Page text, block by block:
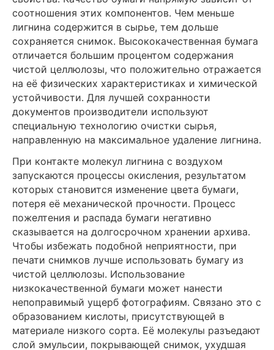
соотношения этих компонентов. Чем меньше
лигнина содержится в сырье, тем дольше
сохраняется снимок. Высококачественная бумага
отличается большим процентом содержания
чистой целлюлозы, что положительно отражается
на её физических характеристиках и химической
устойчивости. Для лучшей сохранности
документов производители используют
специальную технологию очистки сырья,
направленную на максимальное удаление лигнина.
При контакте молекул лигнина с воздухом
запускаются процессы окисления, результатом
которых становится изменение цвета бумаги,
потеря её механической прочности. Процесс
пожелтения и распада бумаги негативно
сказывается на долгосрочном хранении архива.
Чтобы избежать подобной неприятности, при
печати снимков лучше использовать бумагу из
чистой целлюлозы. Использование
низкокачественной бумаги может нанести
непоправимый ущерб фотографиям. Связано это с
образованием кислоты, присутствующей в
материале низкого сорта. Её молекулы разъедают
слой эмульсии, покрывающей снимок, ухудшая